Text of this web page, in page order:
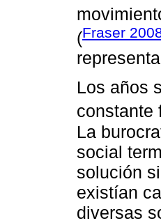
(Fraser
Los años
constante
La
social
solución
existían
diversas